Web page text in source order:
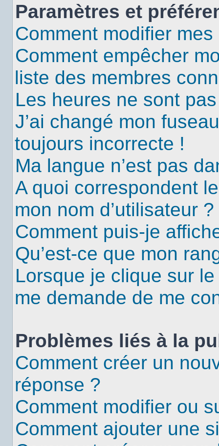
Paramètres et
Comment modifier
Comment empêcher
liste des membres
Les heures ne sont
J’ai changé mon
toujours incorrecte !
Ma langue n’est pas
A quoi correspondent
mon nom d’utilisateur ?
Comment puis-je
Qu’est-ce que mon
Lorsque je clique sur
me demande de me
Problèmes liés à la
Comment créer un
réponse ?
Comment modifier ou
Comment ajouter une